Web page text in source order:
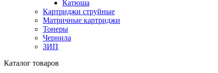
Катюша
Картриджи струйные
Матричные картриджи
Тонеры
Чернила
ЗИП
Каталог товаров